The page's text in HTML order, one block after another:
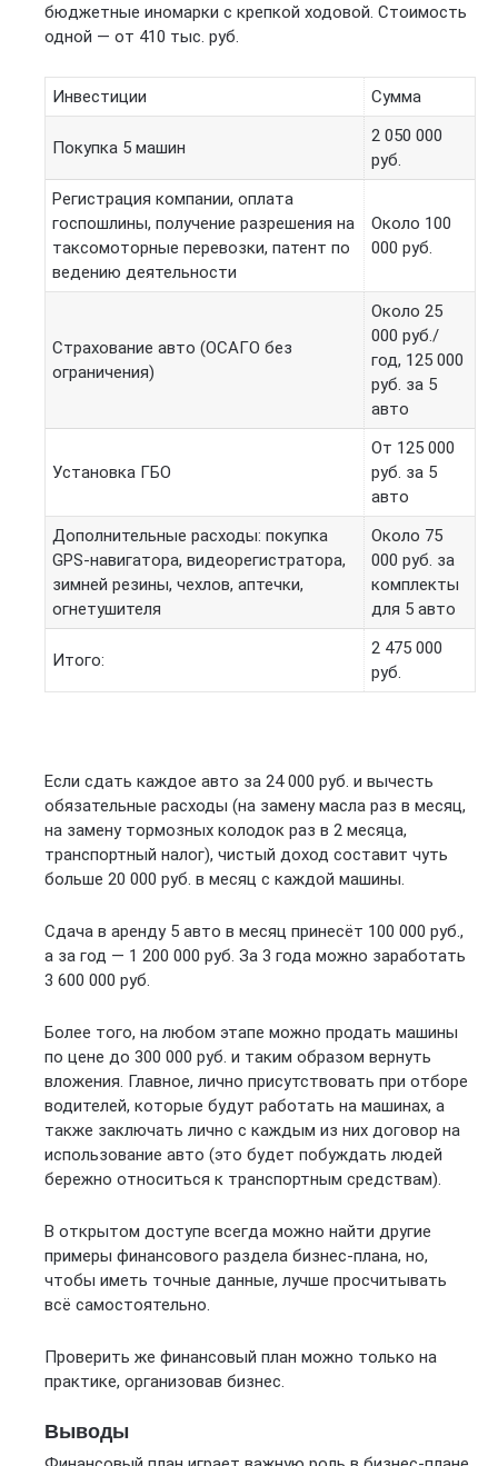
бюджетные иномарки с крепкой ходовой. Стоимость
одной — от 410 тыс. руб.
Инвестиции Сумма
Покупка 5 машин
2 050 000
руб.
Регистрация компании, оплата
госпошлины, получение разрешения на
таксомоторные перевозки, патент по
ведению деятельности
Около 100
000 руб.
Страхование авто (ОСАГО без
ограничения)
Около 25
000 руб./
год, 125 000
руб. за 5
авто
Установка ГБО
От 125 000
руб. за 5
авто
Дополнительные расходы: покупка
GPS-навигатора, видеорегистратора,
зимней резины, чехлов, аптечки,
огнетушителя
Около 75
000 руб. за
комплекты
для 5 авто
Итого:
2 475 000
руб.
Если сдать каждое авто за 24 000 руб. и вычесть
обязательные расходы (на замену масла раз в месяц,
на замену тормозных колодок раз в 2 месяца,
транспортный налог), чистый доход составит чуть
больше 20 000 руб. в месяц с каждой машины.
Сдача в аренду 5 авто в месяц принесёт 100 000 руб.,
а за год — 1 200 000 руб. За 3 года можно заработать
3 600 000 руб.
Более того, на любом этапе можно продать машины
по цене до 300 000 руб. и таким образом вернуть
вложения. Главное, лично присутствовать при отборе
водителей, которые будут работать на машинах, а
также заключать лично с каждым из них договор на
использование авто (это будет побуждать людей
бережно относиться к транспортным средствам).
В открытом доступе всегда можно найти другие
примеры финансового раздела бизнес-плана, но,
чтобы иметь точные данные, лучше просчитывать
всё самостоятельно.
Проверить же финансовый план можно только на
практике, организовав бизнес.
Выводы